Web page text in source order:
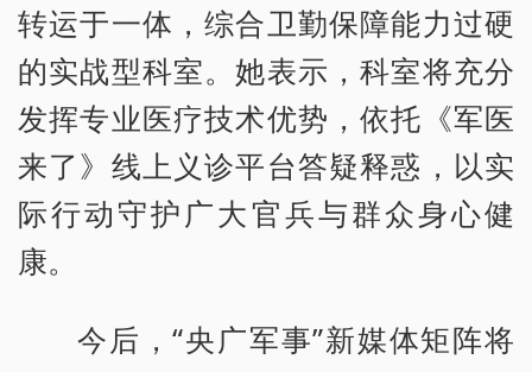
转运于一体，综合卫勤保障能力过硬
的实战型科室。她表示，科室将充分
发挥专业医疗技术优势，依托《军医
来了》线上义诊平台答疑释惑，以实
际行动守护广大官兵与群众身心健
康。
今后，“央广军事”新媒体矩阵将